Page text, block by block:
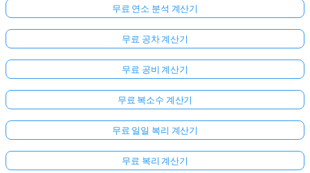
무료 연소 분석 계산기
무료 공차 계산기
무료 공비 계산기
무료 복소수 계산기
무료 일일 복리 계산기
무료 복리 계산기